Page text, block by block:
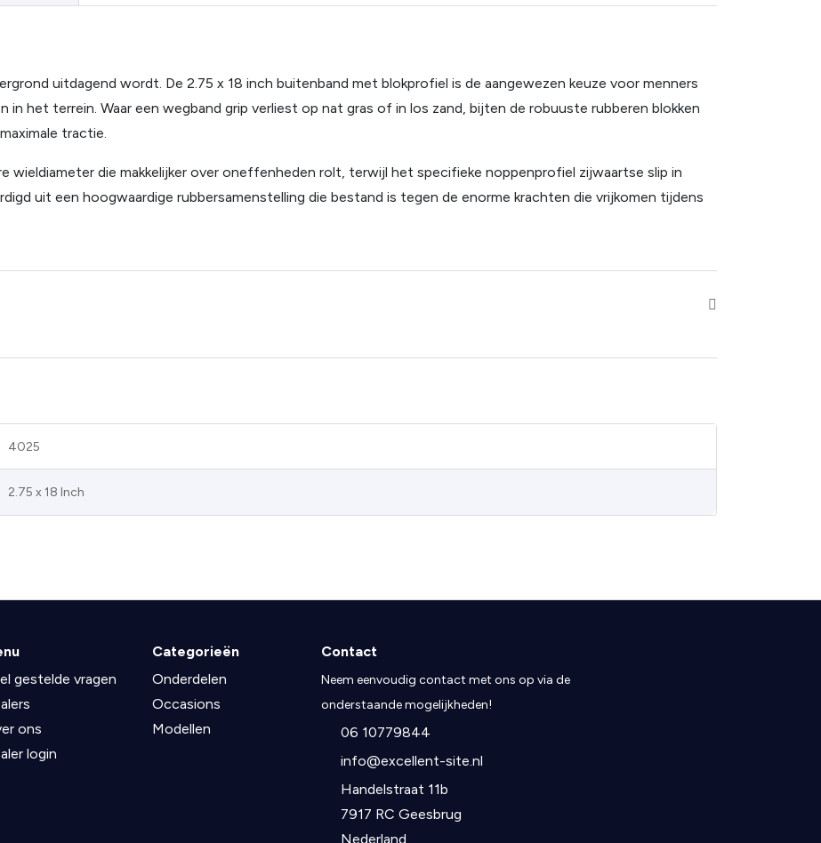
uitdagend wordt. De 2.75 x 18 inch buitenband met blokprofiel is de aangewezen keuze voor menners
in het terrein. Waar een wegband grip verliest op nat gras of in los zand, bijten de robuuste rubberen blokken
tractie.
die makkelijker over oneffenheden rolt, terwijl het specifieke noppenprofiel zijwaartse slip in
uit een hoogwaardige rubbersamenstelling die bestand is tegen de enorme krachten die vrijkomen tijdens
4025
2.75 x 18 Inch
gestelde vragen
ons
login
Categorieën
Onderdelen
Occasions
Modellen
Contact
Neem eenvoudig contact met ons op via de
onderstaande mogelijkheden!
06 10779844
info@excellent-site.nl
Handelstraat 11b
7917 RC Geesbrug
Nederland